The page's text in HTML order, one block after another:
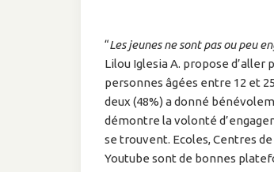
“Les jeunes ne sont pas ou peu
Lilou Iglesia A. propose
personnes âgées entre 12 et
deux (48%) a donné
démontre la volonté
se trouvent. Ecoles, Centres
Youtube sont de bonnes